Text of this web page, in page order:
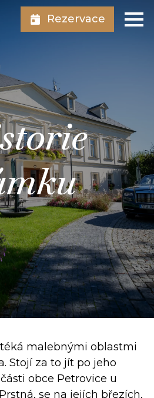
Rezervace
malebnými oblastmi
Stojí za to jít po jeho
obce Petrovice u
se na jejích březích,